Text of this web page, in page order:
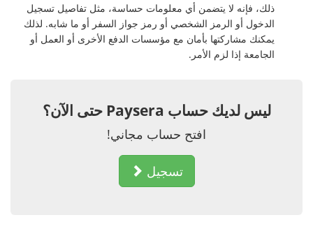
ذلك، فإنه لا يتضمن أي معلومات حساسة، مثل تفاصيل تسجيل
الدخول أو الرمز الشخصي أو رمز جواز السفر أو ما شابه. لذلك
يمكنك مشاركتها بأمان مع مؤسسات الدفع الأخرى أو العمل أو
الجامعة إذا لزم الأمر.
ليس لديك حساب Paysera حتى الآن؟
افتح حساب مجاني!
تسجيل